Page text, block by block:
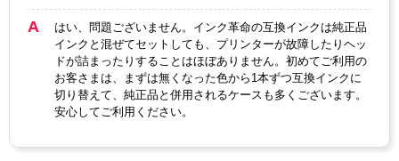
顔料・染料 染料
ICチップ なし
製品タイプ
はい、問題ございません。インク革命の互換インクは純正品
インクと混ぜてセットしても、プリンターが故障したりヘッ
ドが詰まったりすることはほぼありません。初めてご利用の
お客さまは、まずは無くなった色から1本ずつ互換インクに
切り替えて、純正品と併用されるケースも多くございます。
安心してご利用ください。